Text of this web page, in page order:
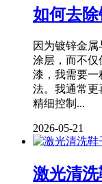
如何去
因为镀锌金
涂层，而不仅
漆，我需要一
法。我通常更
精细控制...
2026-05-21
激光清